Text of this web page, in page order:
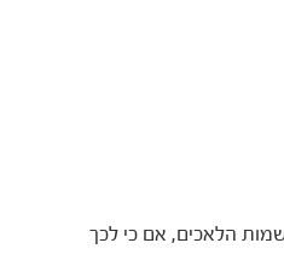
הלאכים, אם כי לכך